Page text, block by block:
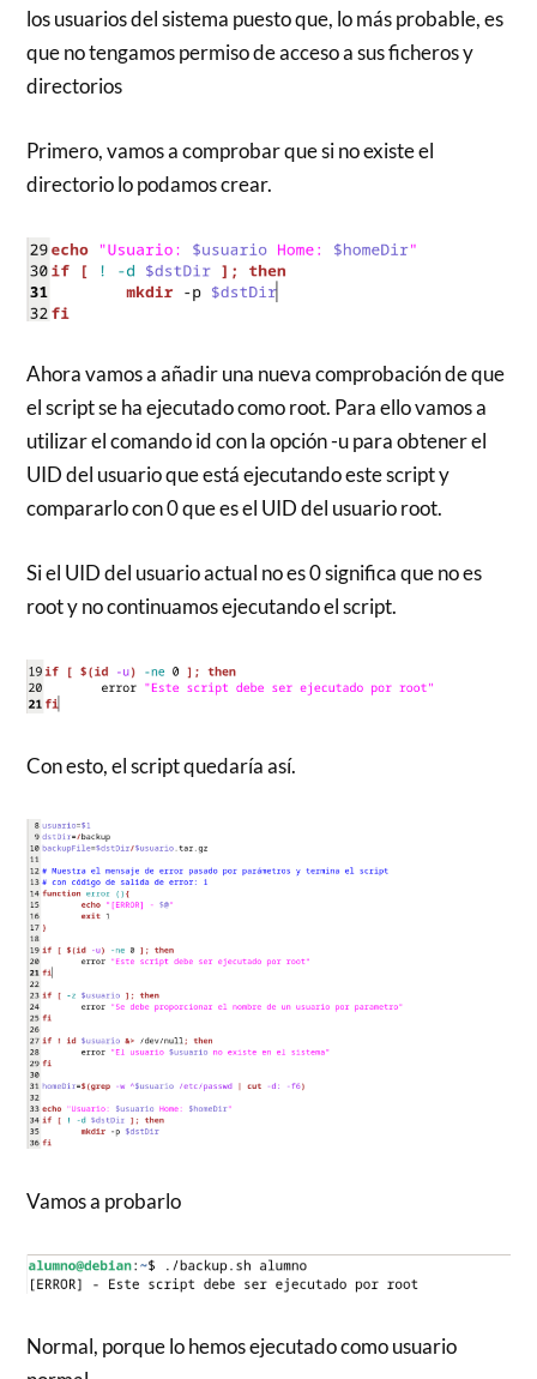
los usuarios del sistema puesto que, lo más probable, es
que no tengamos permiso de acceso a sus ficheros y
directorios
Primero, vamos a comprobar que si no existe el
directorio lo podamos crear.
Ahora vamos a añadir una nueva comprobación de que
el script se ha ejecutado como root. Para ello vamos a
utilizar el comando id con la opción -u para obtener el
UID del usuario que está ejecutando este script y
compararlo con 0 que es el UID del usuario root.
Si el UID del usuario actual no es 0 significa que no es
root y no continuamos ejecutando el script.
Con esto, el script quedaría así.
Vamos a probarlo
Normal, porque lo hemos ejecutado como usuario